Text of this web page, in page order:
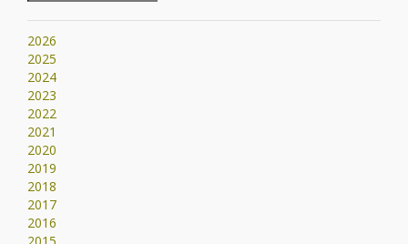
2026
2025
2024
2023
2022
2021
2020
2019
2018
2017
2016